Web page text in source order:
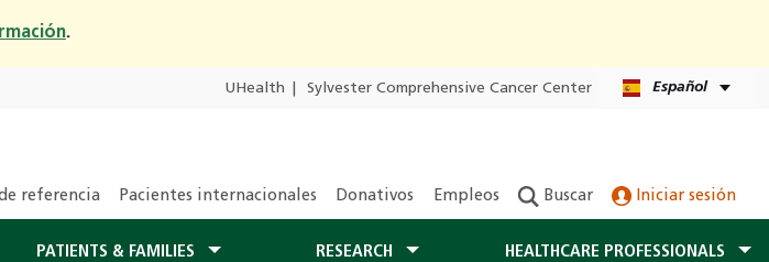
.
UHealth Sylvester Comprehensive Cancer Center Español
referencia Pacientes internacionales Donativos Empleos Buscar Iniciar sesión
PATIENTS & FAMILIES RESEARCH HEALTHCARE PROFESSIONALS